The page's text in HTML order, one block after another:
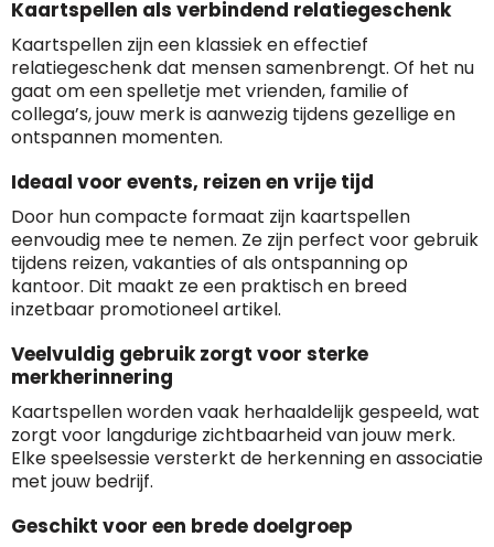
Kaartspellen als verbindend relatiegeschenk
Kaartspellen zijn een klassiek en effectief
relatiegeschenk dat mensen samenbrengt. Of het nu
gaat om een spelletje met vrienden, familie of
collega’s, jouw merk is aanwezig tijdens gezellige en
ontspannen momenten.
Ideaal voor events, reizen en vrije tijd
Door hun compacte formaat zijn kaartspellen
eenvoudig mee te nemen. Ze zijn perfect voor gebruik
tijdens reizen, vakanties of als ontspanning op
kantoor. Dit maakt ze een praktisch en breed
inzetbaar promotioneel artikel.
Veelvuldig gebruik zorgt voor sterke
merkherinnering
Kaartspellen worden vaak herhaaldelijk gespeeld, wat
zorgt voor langdurige zichtbaarheid van jouw merk.
Elke speelsessie versterkt de herkenning en associatie
met jouw bedrijf.
Geschikt voor een brede doelgroep